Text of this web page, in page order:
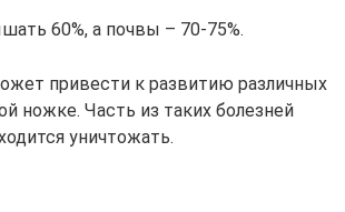
60%, а почвы – 70-75%.
привести к развитию различных
ножке. Часть из таких болезней
уничтожать.